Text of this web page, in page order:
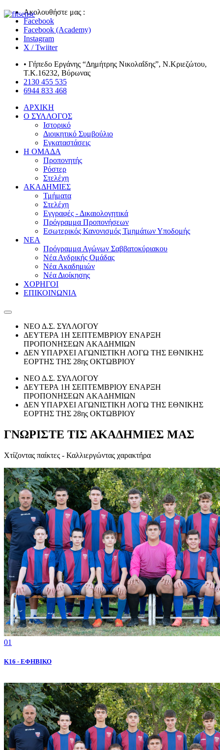
Ακολουθήστε μας :
Facebook
Facebook (Academy)
Instagram
X / Twiiter
• Γήπεδο Εργάνης “Δημήτρης Νικολαΐδης”, Ν.Κριεζώτου,
Τ.Κ.16232, Βύρωνας
2130 455 535
6944 833 468
ΑΡΧΙΚΗ
Ο ΣΥΛΛΟΓΟΣ
Ιστορικό
Διοικητικό Συμβούλιο
Εγκαταστάσεις
Η ΟΜΑΔΑ
Προπονητής
Ρόστερ
Στελέχη
ΑΚΑΔΗΜΙΕΣ
Τμήματα
Στελέχη
Εγγραφές - Δικαιολογητικά
Πρόγραμμα Προπονήσεων
Εσωτερικός Κανονισμός Τμημάτων Υποδομής
ΝΕΑ
Πρόγραμμα Αγώνων Σαββατοκύριακου
Νέα Ανδρικής Ομάδας
Νέα Ακαδημιών
Νέα Διοίκησης
ΧΟΡΗΓΟΙ
ΕΠΙΚΟΙΝΩΝΙΑ
ΝΕΟ Δ.Σ. ΣΥΛΛΟΓΟΥ
ΔΕΥΤΕΡΑ 1Η ΣΕΠΤΕΜΒΡΙΟΥ ΕΝΑΡΞΗ
ΠΡΟΠΟΝΗΣΕΩΝ ΑΚΑΔΗΜΙΩΝ
ΔΕΝ ΥΠΑΡΧΕΙ ΑΓΩΝΙΣΤΙΚΗ ΛΟΓΩ ΤΗΣ ΕΘΝΙΚΗΣ
ΕΟΡΤΗΣ ΤΗΣ 28ης ΟΚΤΩΒΡΙΟΥ
ΝΕΟ Δ.Σ. ΣΥΛΛΟΓΟΥ
ΔΕΥΤΕΡΑ 1Η ΣΕΠΤΕΜΒΡΙΟΥ ΕΝΑΡΞΗ
ΠΡΟΠΟΝΗΣΕΩΝ ΑΚΑΔΗΜΙΩΝ
ΔΕΝ ΥΠΑΡΧΕΙ ΑΓΩΝΙΣΤΙΚΗ ΛΟΓΩ ΤΗΣ ΕΘΝΙΚΗΣ
ΕΟΡΤΗΣ ΤΗΣ 28ης ΟΚΤΩΒΡΙΟΥ
ΓΝΩΡΙΣΤΕ ΤΙΣ ΑΚΑΔΗΜΙΕΣ ΜΑΣ
Χτίζοντας παίκτες - Καλλιεργώντας χαρακτήρα
01
K16 - ΕΦΗΒΙΚΟ